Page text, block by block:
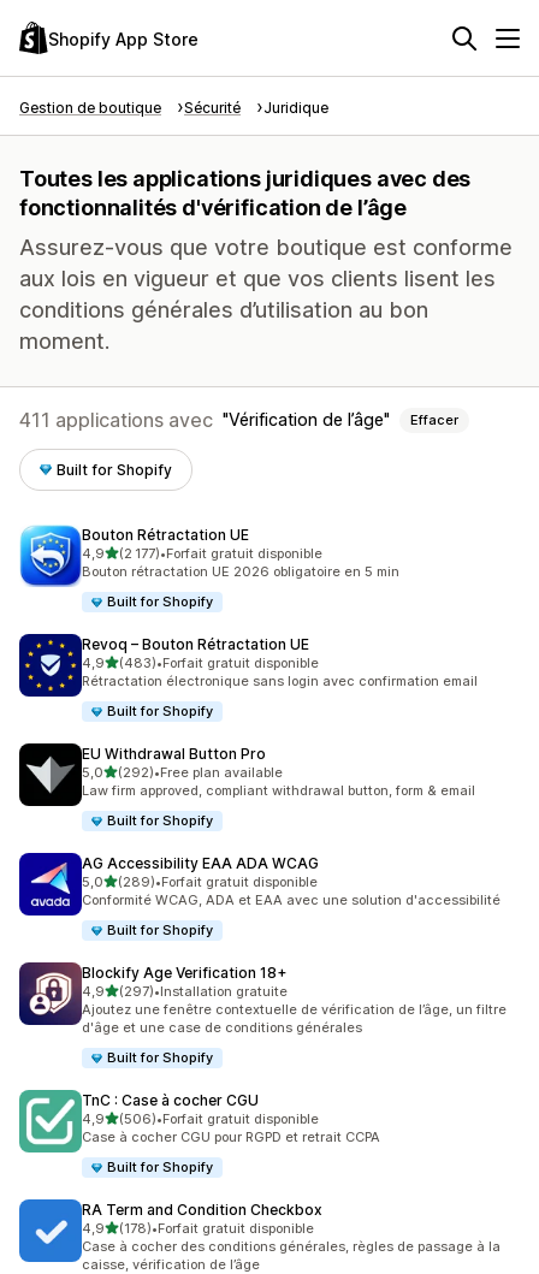
Shopify App Store
Gestion de boutique Sécurité Juridique
Toutes les applications juridiques avec des
fonctionnalités d'vérification de l’âge
Assurez-vous que votre boutique est conforme
aux lois en vigueur et que vos clients lisent les
conditions générales d’utilisation au bon
moment.
411 applications avec Vérification de l’âge Effacer
Built for Shopify
Bouton Rétractation UE
4,9étoile(s) sur 5
(2 177)
2177 avis au total
•Forfait gratuit disponible
Bouton rétractation UE 2026 obligatoire en 5 min
Built for Shopify
Revoq – Bouton Rétractation UE
4,9étoile(s) sur 5
(483)
483 avis au total
•Forfait gratuit disponible
Rétractation électronique sans login avec confirmation email
Built for Shopify
EU Withdrawal Button Pro
5,0étoile(s) sur 5
(292)
292 avis au total
•Free plan available
Law firm approved, compliant withdrawal button, form & email
Built for Shopify
AG Accessibility EAA ADA WCAG
5,0étoile(s) sur 5
(289)
289 avis au total
•Forfait gratuit disponible
Conformité WCAG, ADA et EAA avec une solution d'accessibilité
Built for Shopify
Blockify Age Verification 18+
4,9étoile(s) sur 5
(297)
297 avis au total
•Installation gratuite
Ajoutez une fenêtre contextuelle de vérification de l’âge, un filtre
d'âge et une case de conditions générales
Built for Shopify
TnC : Case à cocher CGU
4,9étoile(s) sur 5
(506)
506 avis au total
•Forfait gratuit disponible
Case à cocher CGU pour RGPD et retrait CCPA
Built for Shopify
RA Term and Condition Checkbox
4,9étoile(s) sur 5
(178)
178 avis au total
•Forfait gratuit disponible
Case à cocher des conditions générales, règles de passage à la
caisse, vérification de l’âge